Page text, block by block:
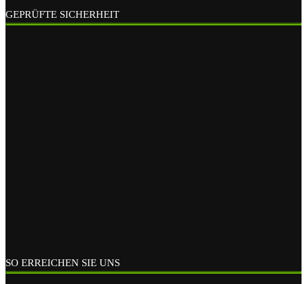
GEPRÜFTE SICHERHEIT
SO ERREICHEN SIE UNS